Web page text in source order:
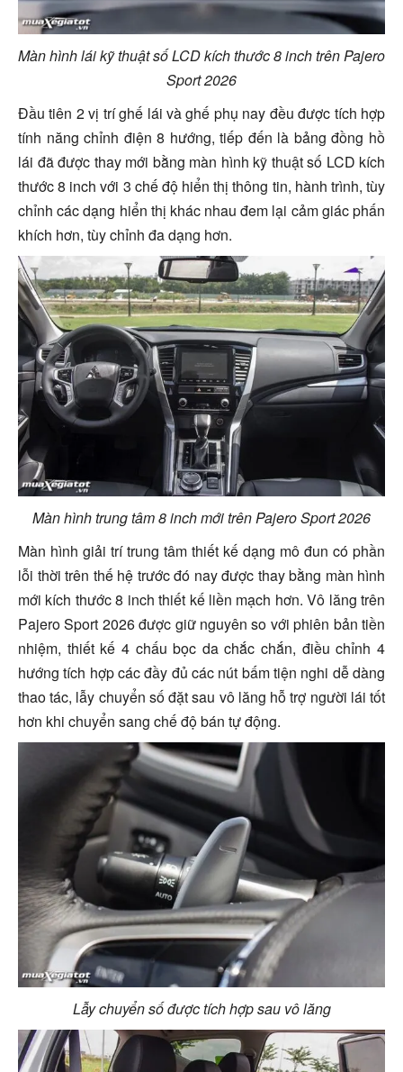
Màn hình lái kỹ thuật số LCD kích thước 8 inch trên Pajero
Sport 2026
Đầu tiên 2 vị trí ghế lái và ghế phụ nay đều được tích hợp
tính năng chỉnh điện 8 hướng, tiếp đến là bảng đồng hồ
lái đã được thay mới bằng màn hình kỹ thuật số LCD kích
thước 8 inch với 3 chế độ hiển thị thông tin, hành trình, tùy
chỉnh các dạng hiển thị khác nhau đem lại cảm giác phấn
khích hơn, tùy chỉnh đa dạng hơn.
Màn hình trung tâm 8 inch mới trên Pajero Sport 2026
Màn hình giải trí trung tâm thiết kế dạng mô đun có phần
lỗi thời trên thế hệ trước đó nay được thay bằng màn hình
mới kích thước 8 inch thiết kế liền mạch hơn. Vô lăng trên
Pajero Sport 2026 được giữ nguyên so với phiên bản tiền
nhiệm, thiết kế 4 chấu bọc da chắc chắn, điều chỉnh 4
hướng tích hợp các đầy đủ các nút bấm tiện nghi dễ dàng
thao tác, lẫy chuyển số đặt sau vô lăng hỗ trợ người lái tốt
hơn khi chuyển sang chế độ bán tự động.
Lẫy chuyển số được tích hợp sau vô lăng